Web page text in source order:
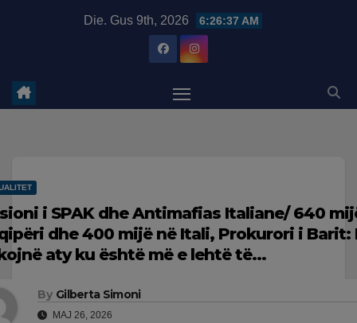
Die. Gus 9th, 2026 6:26:38 AM
i SPAK dhe Antimafias Italiane/ 640
dhe 400 mijë në Itali, Prokurori i Barit:
aty ku është më e lehtë të…
By Gilberta Simoni
MAJ 26, 2026